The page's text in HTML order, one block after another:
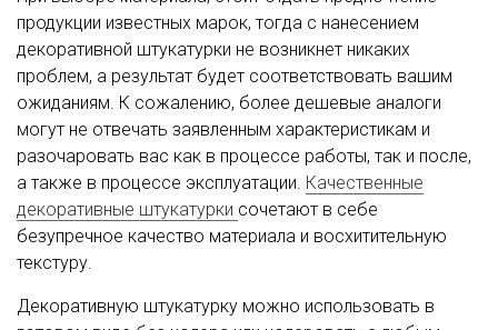
продукции известных марок, тогда с нанесением
декоративной штукатурки не возникнет никаких
проблем, а результат будет соответствовать вашим
ожиданиям. К сожалению, более дешевые аналоги
могут не отвечать заявленным характеристикам и
разочаровать вас как в процессе работы, так и после,
а также в процессе эксплуатации. Качественные
декоративные штукатурки сочетают в себе
безупречное качество материала и восхитительную
текстуру.
Декоративную штукатурку можно использовать в